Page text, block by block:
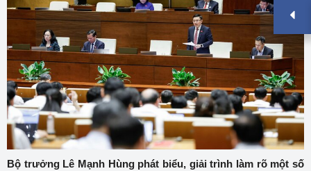
Bộ trưởng Lê Mạnh Hùng phát biểu, giải trình làm rõ một số